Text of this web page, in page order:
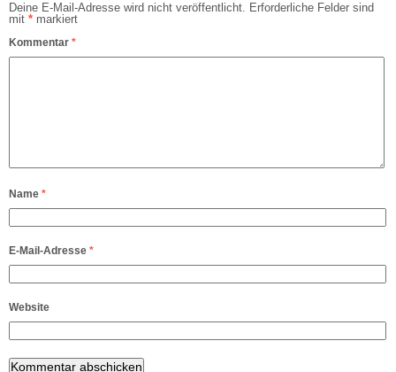
Deine E-Mail-Adresse wird nicht veröffentlicht. Erforderliche Felder sind
mit * markiert
Kommentar *
Name *
E-Mail-Adresse *
Website